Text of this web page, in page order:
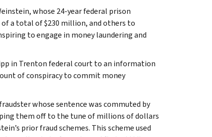
whose 24-year federal prison
a total of $230 million, and others to
to engage in money laundering and
in Trenton federal court to an information
of conspiracy to commit money
whose sentence was commuted by
them off to the tune of millions of dollars
prior fraud schemes. This scheme used